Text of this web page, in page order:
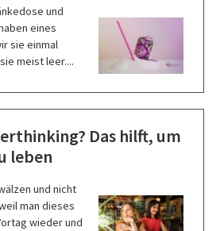
und
eines
sie einmal
meist leer....
Das hilft, um
leben
und nicht
man dieses
wieder und